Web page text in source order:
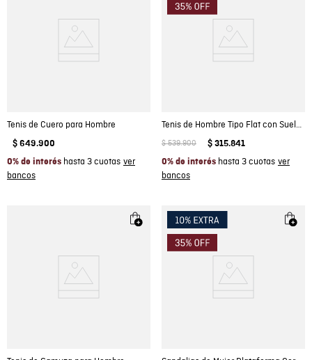
Tenis de Cuero para Hombre
$ 649.900
0% de interés hasta 3 cuotas
Tenis de Hombre Tipo Flat con Suela de Caucho y Forros en Cuero
$ 539.900 $ 315.841
0% de interés hasta 3 cuotas